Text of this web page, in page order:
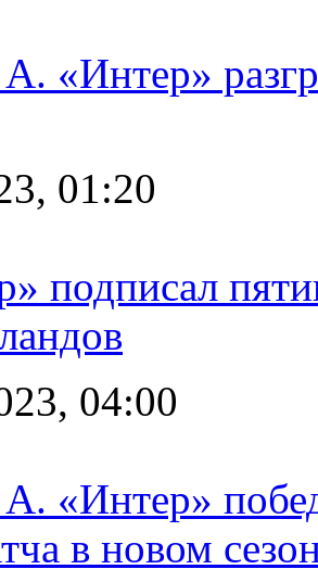
«Интер»
01:20
подписал
04:00
«Интер»
в новом